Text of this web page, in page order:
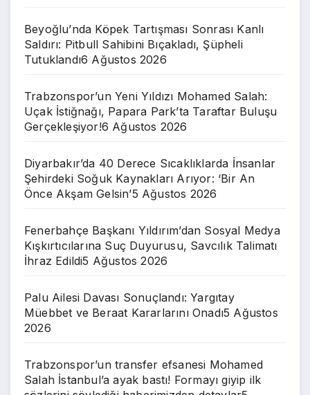
Beyoğlu’nda Köpek Tartışması Sonrası Kanlı
Saldırı: Pitbull Sahibini Bıçakladı, Şüpheli
Tutuklandı6 Ağustos 2026
Trabzonspor’un Yeni Yıldızı Mohamed Salah:
Uçak İstiğnağı, Papara Park’ta Taraftar Buluşu
Gerçekleşiyor!6 Ağustos 2026
Diyarbakır’da 40 Derece Sıcaklıklarda İnsanlar
Şehirdeki Soğuk Kaynakları Arıyor: ‘Bir An
Önce Akşam Gelsin’5 Ağustos 2026
Fenerbahçe Başkanı Yıldırım’dan Sosyal Medya
Kışkırtıcılarına Suç Duyurusu, Savcılık Talimatı
İhraz Edildi5 Ağustos 2026
Palu Ailesi Davası Sonuçlandı: Yargıtay
Müebbet ve Beraat Kararlarını Onadı5 Ağustos
2026
Trabzonspor’un transfer efsanesi Mohamed
Salah İstanbul’a ayak bastı! Formayı giyip ilk